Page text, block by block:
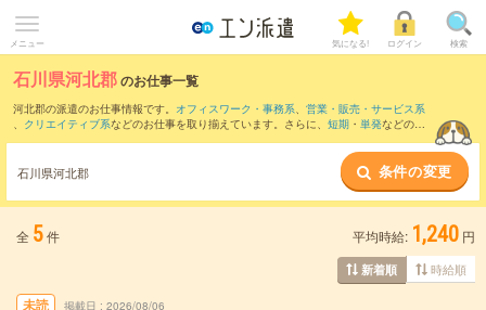
メニュー 気になる! ログイン 検索
石川県河北郡のお仕事一覧
河北郡の派遣のお仕事情報です。 オフィスワーク・事務系、 営業・販売・サービス系
、 クリエイティブ系などのお仕事を取り揃えています。さらに、 短期 ・ 単発などの期
また、金沢市・
など隣接エリアのお仕事もご確認いただ
けます。
石川県河北郡 条件の変更
全 5件 平均時給: 1,240 円
新着順 時給順
未読 掲載日 2026/08/06